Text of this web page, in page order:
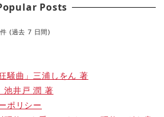
Posts
(過去 7 日間)
騒曲」三浦しをん 著
池井戸 潤 著
ポリシー